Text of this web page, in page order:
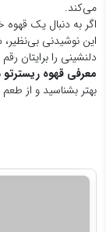
قهوه روبستا دانه‌ای
یک فنجان قهوه روبستا